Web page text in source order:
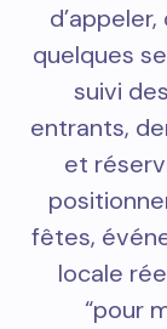
quelques
suivi
entrants,
et
fêtes,
locale
“pour